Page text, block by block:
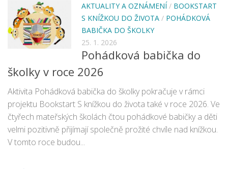
Služby
Základní služby
Půjčování e-knih a čteček e-knih
Portál KNIHA Z KNIHOVNY
Kultura a vzdělávání
Služby handicapovaným
Pronájem prostor
Knihovní řád a ceník
Lidé
AKTUALITY A OZNÁMENÍ / BOOKSTART
S KNÍŽKOU DO ŽIVOTA / POHÁDKOVÁ
BABIČKA DO ŠKOLKY
25. 1. 2026
Pohádková babička do
školky v roce 2026
Aktivita Pohádková babička do školky pokračuje v rámci
projektu Bookstart S knížkou do života také v roce 2026. Ve
čtyřech mateřských školách čtou pohádkové babičky a děti
velmi pozitivně přijímají společně prožité chvíle nad knížkou.
V tomto roce budou...